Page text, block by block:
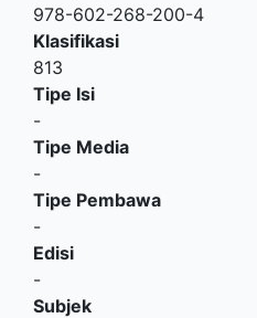
978-602-268-200-4
Klasifikasi
813
Tipe Isi
-
Tipe Media
-
Tipe Pembawa
-
Edisi
-
Subjek